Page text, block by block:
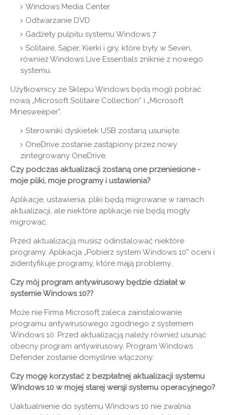
Windows Media Center
Odtwarzanie DVD
Gadżety pulpitu systemu Windows 7
Solitaire, Saper, Kierki i gry, które były w Seven,
również Windows Live Essentials zniknie z nowego
systemu.
Użytkownicy ze Sklepu Windows będą mogli pobrać
nową „Microsoft Solitaire Collection” i „Microsoft
Minesweeper”.
Sterowniki dyskietek USB zostaną usunięte.
OneDrive zostanie zastąpiony przez nowy
zintegrowany OneDrive.
Czy podczas aktualizacji zostaną one przeniesione -
moje pliki, moje programy i ustawienia?
Aplikacje, ustawienia, pliki będą migrowane w ramach
aktualizacji, ale niektóre aplikacje nie będą mogły
migrować.
Przed aktualizacją musisz odinstalować niektóre
programy. Aplikacja „Pobierz system Windows 10” oceni i
zidentyfikuje programy, które mają problemy..
Czy mój program antywirusowy będzie działał w
systemie Windows 10??
Może nie Firma Microsoft zaleca zainstalowanie
programu antywirusowego zgodnego z systemem
Windows 10. Przed aktualizacją należy również usunąć
obecny program antywirusowy. Program Windows
Defender zostanie domyślnie włączony.
Czy mogę korzystać z bezpłatnej aktualizacji systemu
Windows 10 w mojej starej wersji systemu operacyjnego?
Uaktualnienie do systemu Windows 10 nie zwalnia